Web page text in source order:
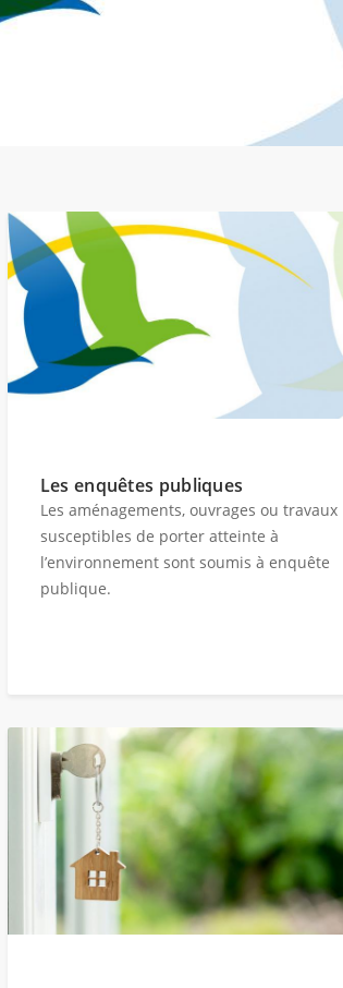
Les enquêtes publiques
Les aménagements, ouvrages ou travaux
susceptibles de porter atteinte à
l’environnement sont soumis à enquête
publique.